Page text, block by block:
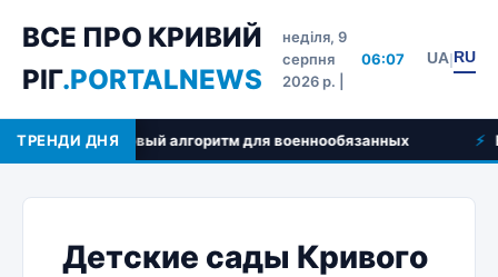
ВСЕ ПРО КРИВИЙ
РІГ.PORTALNEWS
неділя, 9
серпня
2026 р. |
06:07 UA|RU
ТРЕНДИ ДНЯ
пошаговый алгоритм для военнообязанных
Детские сады Кривого